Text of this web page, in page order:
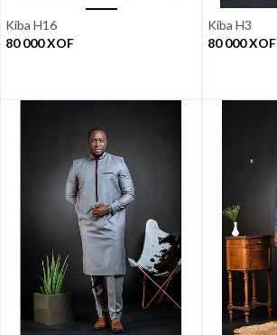
Kiba H16
80 000XOF
Kiba H3
80 000XOF